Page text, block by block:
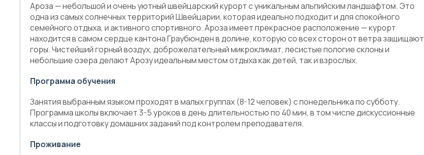
Ароза — небольшой и очень уютный швейцарский курорт с уникальным альпийским ландшафтом. Это
одна из самых солнечных территорий Швейцарии, которая идеально подходит и для спокойного
семейного отдыха, и активного спортивного. Ароза имеет прекрасное расположение — курорт
находится в самом сердце кантона Граубюнден в долине, которую со всех сторон от ветра защищают
горы. Чистейший горный воздух, доброжелательный микроклимат, лесистые пологие склоны и
небольшие озера делают Арозу идеальным местом отдыха как детей, так и взрослых.
Программа обучения
Занятия выбранным языком проходят в малых группах (8-12 человек) с понедельника по субботу.
Программа школы включает 3-5 уроков в день длительностью по 40 мин, в том числе дискуссионные
классы и подготовку домашних заданий под контролем преподавателя.
Проживание